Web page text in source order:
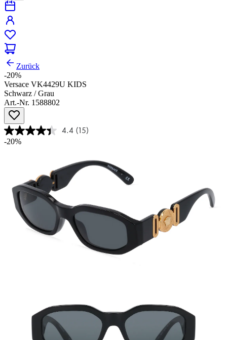
Zurück
-20%
Versace VK4429U KIDS
Schwarz / Grau
Art.-Nr. 1588802
4.4 (15)
-20%